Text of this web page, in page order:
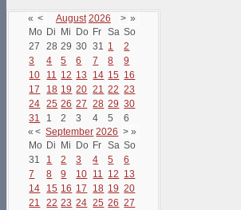
« < August 2026 > »
Mo Di Mi Do Fr Sa So
27
28 29 30 31 1
2
3
4 5 6 7 8
9
10
11 12 13 14 15 16
17
18 19 20 21 22 23
24 25 26 27 28 29 30
31
1 2 3 4 5
6
« < September 2026 > »
Mo Di Mi Do Fr Sa So
31
1 2 3 4 5
6
7
8 9 10 11 12 13
14
15 16 17 18 19 20
21
22 23 24 25 26 27